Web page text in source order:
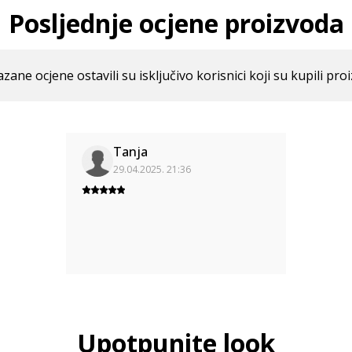
Posljednje ocjene proizvoda
ocjene ostavili su isključivo korisnici koji su kupili
Tanja
29.04.2025. 21:36
Upotpunite look